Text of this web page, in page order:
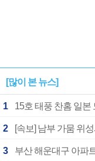
[많이 본 뉴스]
1 15호 태풍 찬홈 일
2 [속보] 남부 가뭄 위
3 부산 해운대구 아파